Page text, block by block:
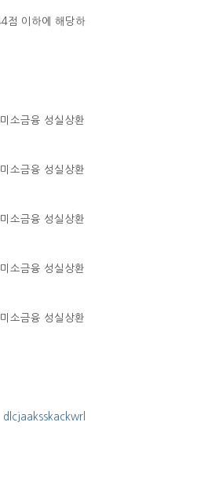
점 이하에 해당하
미소금융 성실상환
미소금융 성실상환
미소금융 성실상환
미소금융 성실상환
미소금융 성실상환
dlcjaaksskackwrl